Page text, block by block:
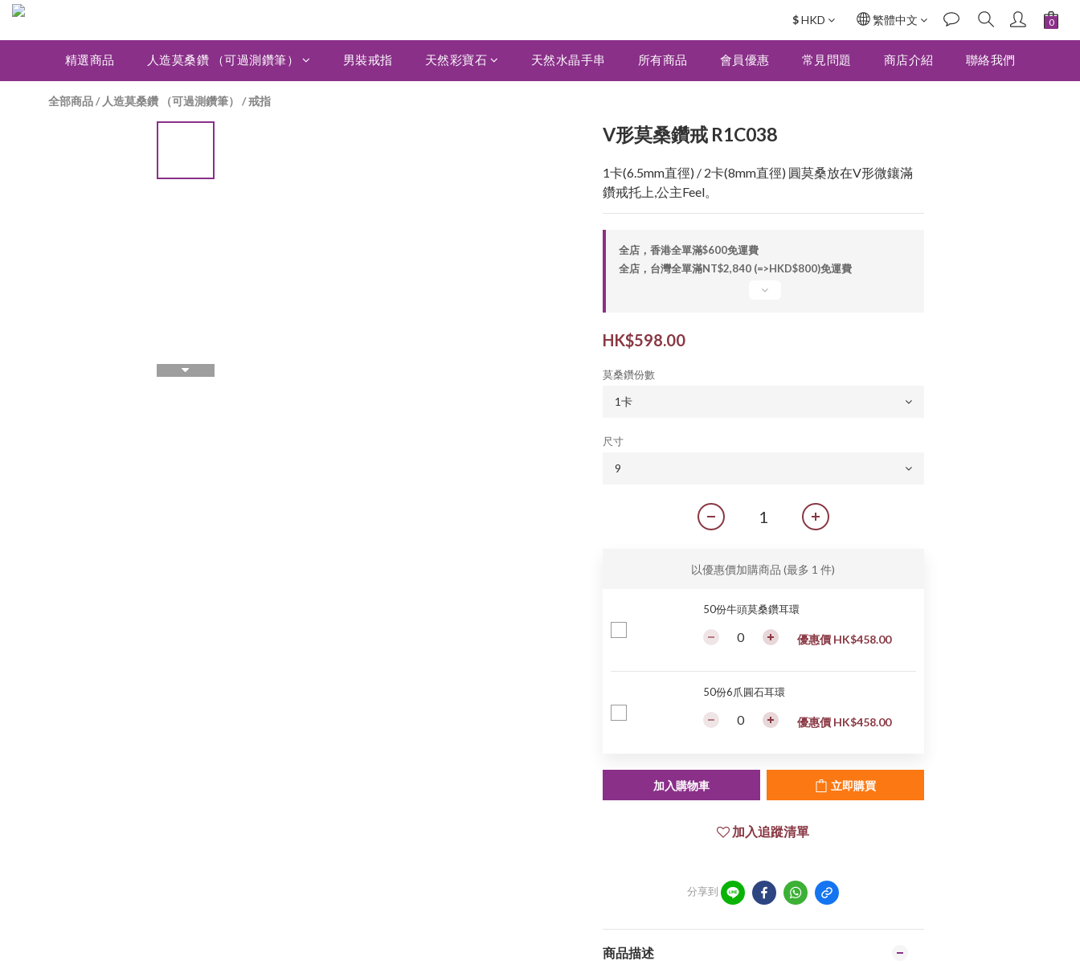
$HKD 繁體中文
精選商品 人造莫桑鑽 （可過測鑽筆） 男裝戒指 天然彩寶石 天然水晶手串 所有商品 會員優惠 常見問題 商店介紹 聯絡我們
全部商品/ 人造莫桑鑽 （可過測鑽筆） /戒指
V形莫桑鑽戒 R1C038
1卡(6.5mm直徑) / 2卡(8mm直徑) 圓莫桑放在V形微鑲滿
鑽戒托上,公主Feel。
全店，香港全單滿$600免運費
全店，台灣全單滿NT$2,840 (=>HKD$800)免運費
HK$598.00
莫桑鑽份數
尺寸
以優惠價加購商品 (最多 1 件)
50份牛頭莫桑鑽耳環
優惠價 HK$458.00
50份6爪圓石耳環
優惠價 HK$458.00
加入購物車 立即購買
加入追蹤清單
分享到
商品描述
立即購買